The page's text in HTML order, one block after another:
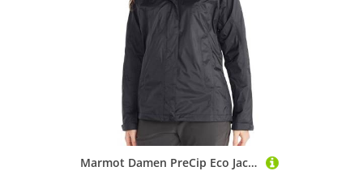
Marmot Damen PreCip Eco Jacket, Wasserdichte Regenjacke, winddichter Regenmantel, atmungsaktiver, faltbarer Hardshell Windbreaker, optimal zum Fahrradfahren und Wandern, Black, XS